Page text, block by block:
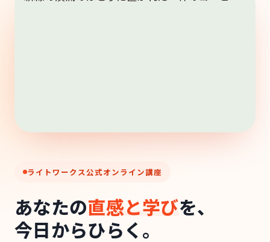
ライトワークス公式オンライン講座
あなたの直感と学びを、
今日からひらく。